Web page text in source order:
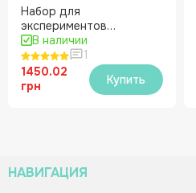
Набор для
экспериментов
«Домашняя лаборатория
школьника» 3-4 класс
В наличии
1
1450.02
грн
Купить
НАВИГАЦИЯ